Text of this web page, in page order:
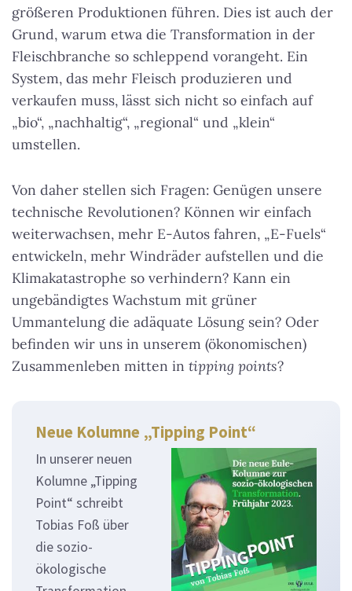
größeren Produktionen führen. Dies ist auch der
Grund, warum etwa die Transformation in der
Fleischbranche so schleppend vorangeht. Ein
System, das mehr Fleisch produzieren und
verkaufen muss, lässt sich nicht so einfach auf
„bio“, „nachhaltig“, „regional“ und „klein“
umstellen.
Von daher stellen sich Fragen: Genügen unsere
technische Revolutionen? Können wir einfach
weiterwachsen, mehr E-Autos fahren, „E-Fuels“
entwickeln, mehr Windräder aufstellen und die
Klimakatastrophe so verhindern? Kann ein
ungebändigtes Wachstum mit grüner
Ummantelung die adäquate Lösung sein? Oder
befinden wir uns in unserem (ökonomischen)
Zusammenleben mitten in tipping points?
Neue Kolumne „Tipping Point“
In unserer neuen
Kolumne „Tipping
Point“ schreibt
Tobias Foß über
die sozio-
ökologische